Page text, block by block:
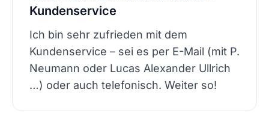
Kundenservice
Ich bin sehr zufrieden mit dem
Kundenservice – sei es per E-Mail (mit P.
Neumann oder Lucas Alexander Ullrich
…) oder auch telefonisch. Weiter so!